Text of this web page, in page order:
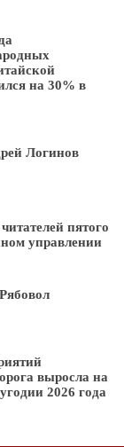
на 30% в
Логинов
пятого
управлении
выросла на
2026 года